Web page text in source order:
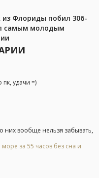
из Флориды побил 306-
самым молодым
удачи =)
них вообще нельзя забывать,
за 55 часов без сна и